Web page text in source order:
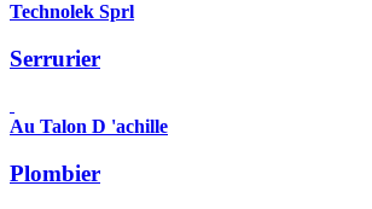
Technolek Sprl
Serrurier
Au Talon D 'achille
Plombier